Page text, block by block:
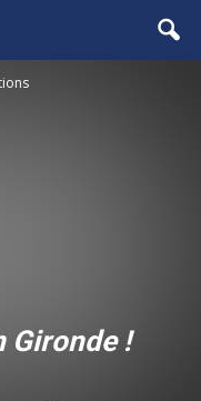
Gironde !